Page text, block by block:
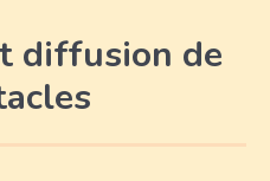
diffusion de